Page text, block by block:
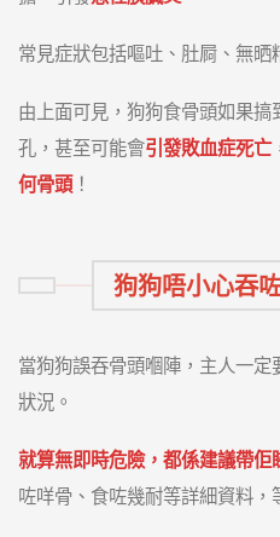
常見症狀包括嘔吐、肚屙、無晒
由上面可見，狗狗食骨頭如果
孔，甚至可能會引發敗血症死亡
何骨頭！
狗狗唔小心吞
當狗狗誤吞骨頭嗰陣，主人一
狀況。
就算無即時危險，都係建議帶佢
咗咩骨、食咗幾耐等詳細資料，